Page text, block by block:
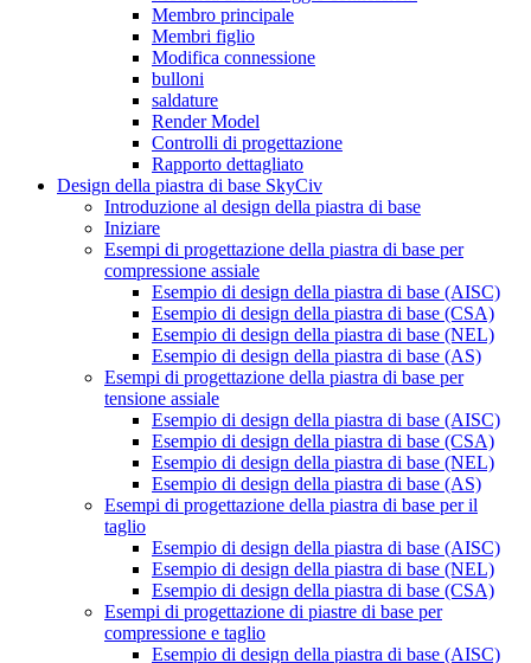
Membro principale
Membri figlio
Modifica connessione
bulloni
saldature
Render Model
Controlli di progettazione
Rapporto dettagliato
Design della piastra di base SkyCiv
Introduzione al design della piastra di base
Iniziare
Esempi di progettazione della piastra di base per
compressione assiale
Esempio di design della piastra di base (AISC)
Esempio di design della piastra di base (CSA)
Esempio di design della piastra di base (NEL)
Esempio di design della piastra di base (AS)
Esempi di progettazione della piastra di base per
tensione assiale
Esempio di design della piastra di base (AISC)
Esempio di design della piastra di base (CSA)
Esempio di design della piastra di base (NEL)
Esempio di design della piastra di base (AS)
Esempi di progettazione della piastra di base per il
taglio
Esempio di design della piastra di base (AISC)
Esempio di design della piastra di base (NEL)
Esempio di design della piastra di base (CSA)
Esempi di progettazione di piastre di base per
compressione e taglio
Esempio di design della piastra di base (AISC)